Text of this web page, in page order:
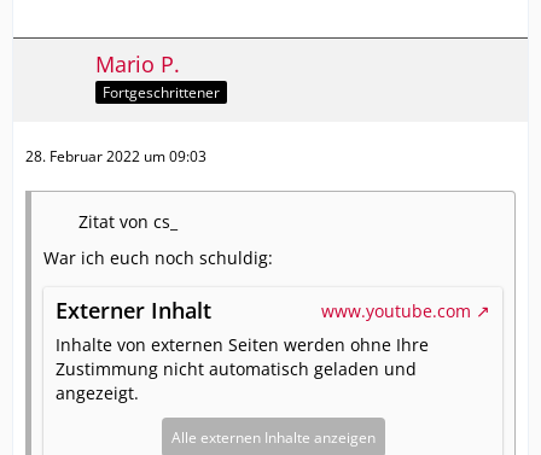
Mario P.
Fortgeschrittener
28. Februar 2022 um 09:03
Zitat von cs_
War ich euch noch schuldig:
Externer Inhalt
www.youtube.com
Inhalte von externen Seiten werden ohne Ihre
Zustimmung nicht automatisch geladen und
angezeigt.
Alle externen Inhalte anzeigen